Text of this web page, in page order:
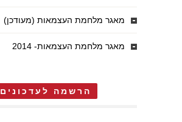
מאגר מלחמת העצמאות (מעודכן)
מאגר מלחמת העצמאות- 2014
הרשמה לעדכונים